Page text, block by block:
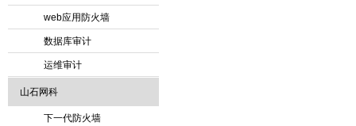
web应用防火墙
数据库审计
运维审计
山石网科
下一代防火墙